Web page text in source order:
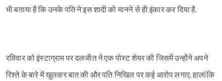
भी बताया है कि उनके पति ने इस शादी को मानने से ही इंकार कर दिया है.
रविवार को इंस्टाग्राम पर दलजीत ने एक पोस्ट शेयर की जिसमें उन्होंने अपने
रिश्ते के बारे में खुलकर बात की और पति निखिल पर कई आरोप लगाए. हालांकि